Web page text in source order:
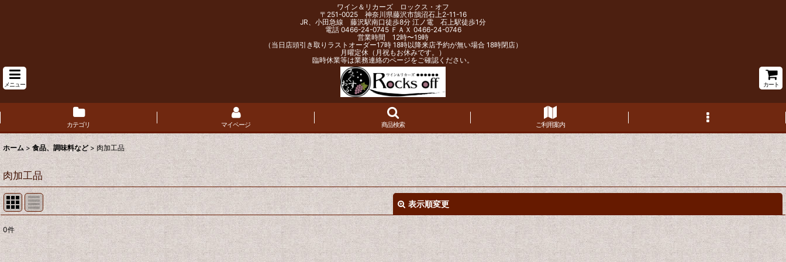
ワイン＆リカーズ ロックス・オフ
〒251-0025 神奈川県藤沢市鵠沼石上2-11-16
JR、小田急線 藤沢駅南口徒歩8分 江ノ電 石上駅徒歩1分
電話 0466-24-0745 ＦＡＸ 0466-24-0746
営業時間 12時〜19時
（当日店頭引き取りラストオーダー17時 18時以降来店予約が無い場合 18時閉店）
月曜定休（月祝もお休みです。）
臨時休業等は業務連絡のページをご確認ください。
メニュー カート
カテゴリ マイページ 商品検索 ご利用案内
ホーム > 食品、調味料など > 肉加工品
肉加工品
表示順変更
表示数 :
0件